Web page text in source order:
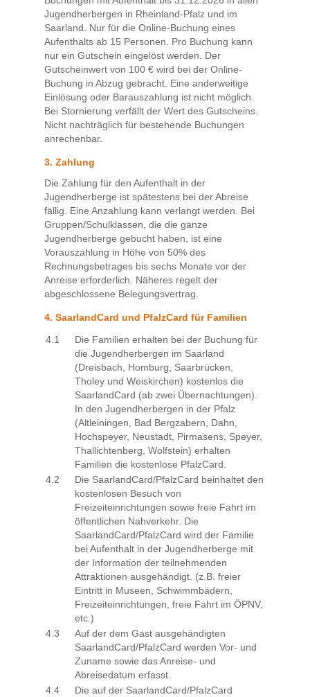
Jugendherbergen in Rheinland-Pfalz und im
Saarland. Nur für die Online-Buchung eines
Aufenthalts ab 15 Personen. Pro Buchung kann
nur ein Gutschein eingelöst werden. Der
Gutscheinwert von 100 € wird bei der Online-
Buchung in Abzug gebracht. Eine anderweitige
Einlösung oder Barauszahlung ist nicht möglich.
Bei Stornierung verfällt der Wert des Gutscheins.
Nicht nachträglich für bestehende Buchungen
anrechenbar.
3. Zahlung
Die Zahlung für den Aufenthalt in der
Jugendherberge ist spätestens bei der Abreise
fällig. Eine Anzahlung kann verlangt werden. Bei
Gruppen/Schulklassen, die die ganze
Jugendherberge gebucht haben, ist eine
Vorauszahlung in Höhe von 50% des
Rechnungsbetrages bis sechs Monate vor der
Anreise erforderlich. Näheres regelt der
abgeschlossene Belegungsvertrag.
4. SaarlandCard und PfalzCard für Familien
4.1
Die Familien erhalten bei der Buchung für
die Jugendherbergen im Saarland
(Dreisbach, Homburg, Saarbrücken,
Tholey und Weiskirchen) kostenlos die
SaarlandCard (ab zwei Übernachtungen).
In den Jugendherbergen in der Pfalz
(Altleiningen, Bad Bergzabern, Dahn,
Hochspeyer, Neustadt, Pirmasens, Speyer,
Thallichtenberg, Wolfstein) erhalten
Familien die kostenlose PfalzCard.
4.2
Die SaarlandCard/PfalzCard beinhaltet den
kostenlosen Besuch von
Freizeiteinrichtungen sowie freie Fahrt im
öffentlichen Nahverkehr. Die
SaarlandCard/PfalzCard wird der Familie
bei Aufenthalt in der Jugendherberge mit
der Information der teilnehmenden
Attraktionen ausgehändigt. (z.B. freier
Eintritt in Museen, Schwimmbädern,
Freizeiteinrichtungen, freie Fahrt im ÖPNV,
etc.)
4.3
Auf der dem Gast ausgehändigten
SaarlandCard/PfalzCard werden Vor- und
Zuname sowie das Anreise- und
Abreisedatum erfasst.
4.4
Die auf der SaarlandCard/PfalzCard